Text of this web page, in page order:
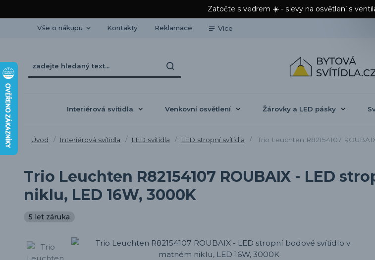
Zatočte s vedrem ☀️ - slevy na osvětlení s
Vše o nákupu Kontakty Reklamace Více
Interiérová svítidla Venkovní osvětlení Žárovky a LED pásky
Úvod Interiérová svítidla LED svítidla LED stropní svítidla Trio Leuchten R82154107
Trio Leuchten R82154107 ROUBAIX - LED
niklu, LED 16W, 3000K
5 let záruka